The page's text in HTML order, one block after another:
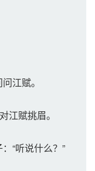
江赋。
江赋挑眉。
“听说什么？”